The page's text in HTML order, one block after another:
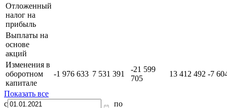
Отложенный
налог на
прибыль
Выплаты на
основе
акций
Изменения в
оборотном
капитале
-1 976 633 7 531 391
-21 599
705
13 412 492 -7
Показать все
с
по